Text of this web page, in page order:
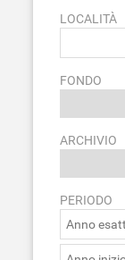
LOCALITÀ
FONDO
ARCHIVIO
PERIODO